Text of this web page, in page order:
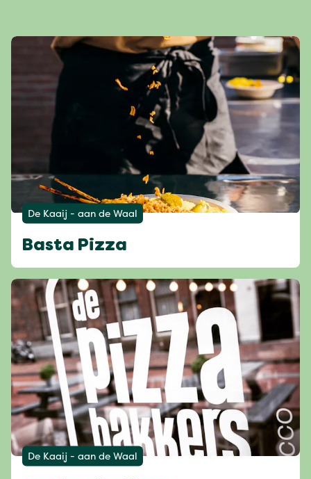
De Kaaij - aan de Waal
Basta Pizza
De Kaaij - aan de Waal